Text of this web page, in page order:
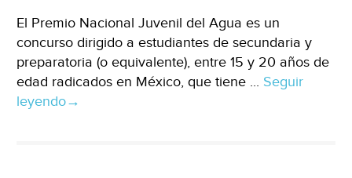
El Premio Nacional Juvenil del Agua es un
concurso dirigido a estudiantes de secundaria y
preparatoria (o equivalente), entre 15 y 20 años de
edad radicados en México, que tiene ... Seguir
leyendo→